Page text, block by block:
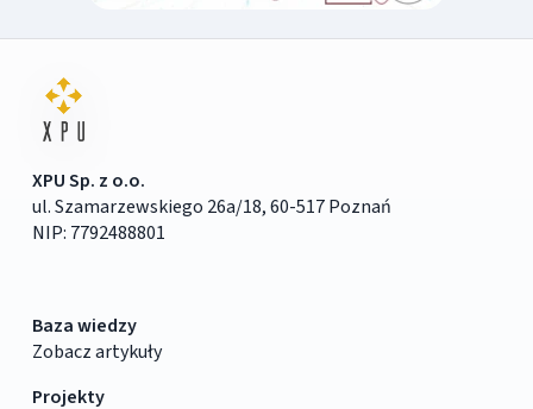
XPU Sp. z o.o.
ul. Szamarzewskiego 26a/18, 60-517 Poznań
NIP: 7792488801
Baza wiedzy
Zobacz artykuły
Projekty